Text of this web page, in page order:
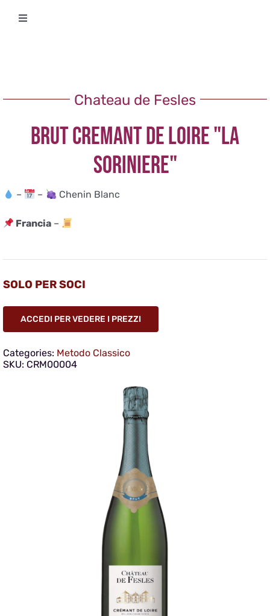
Toggle
Corsi
Regala un’esperienza
Chateau de Fesles
BRUT CREMANT DE LOIRE "LA
SORINIERE"
– – Chenin Blanc
Francia –
SOLO PER SOCI
ACCEDI PER VEDERE I PREZZI
Categories: Metodo Classico
SKU: CRM00004